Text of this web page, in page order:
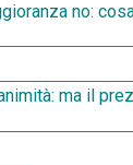
no:
ma il